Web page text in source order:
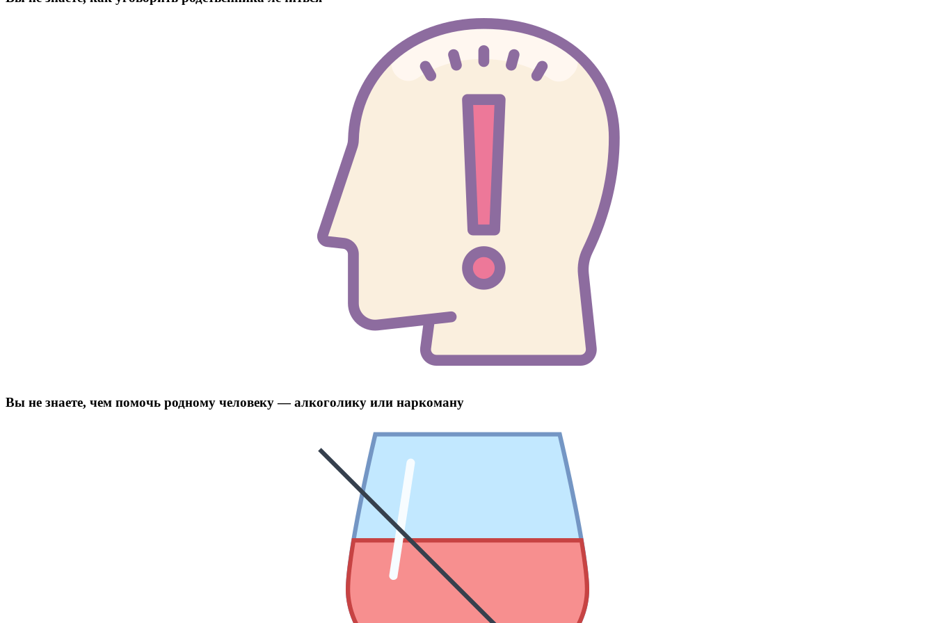
Вы не знаете, чем помочь родному человеку — алкоголику или наркоману